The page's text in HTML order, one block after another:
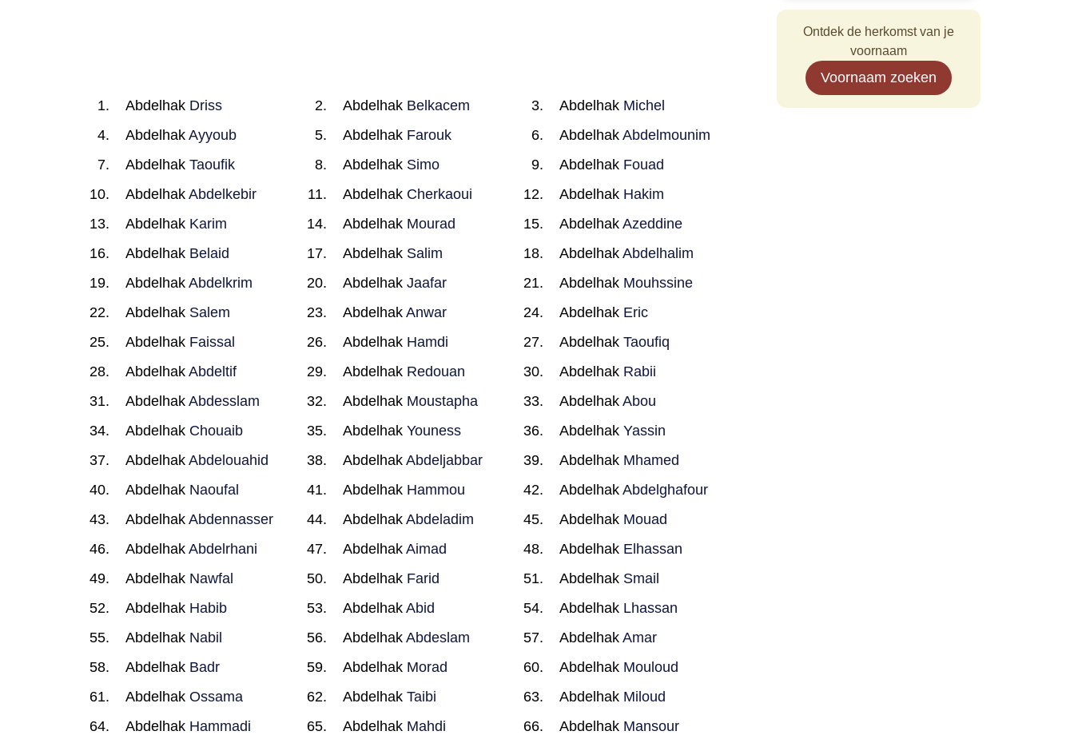
Abdelhak Driss Abdelhak Belkacem Abdelhak Michel
Abdelhak Ayyoub Abdelhak Farouk AbdelhakAbdelmounim
Abdelhak Taoufik Abdelhak Simo Abdelhak Fouad
Abdelhak Abdelkebir Abdelhak Cherkaoui Abdelhak Hakim
Abdelhak Karim Abdelhak Mourad AbdelhakAzeddine
Abdelhak Belaid Abdelhak Salim AbdelhakAbdelhalim
Abdelhak Abdelkrim Abdelhak Jaafar Abdelhak Mouhssine
Abdelhak Salem Abdelhak Anwar Abdelhak Eric
Abdelhak Faissal Abdelhak Hamdi AbdelhakTaoufiq
Abdelhak Abdeltif Abdelhak Redouan Abdelhak Rabii
Abdelhak Abdesslam Abdelhak Moustapha AbdelhakAbou
Abdelhak Chouaib Abdelhak Youness AbdelhakYassin
Abdelhak Abdelouahid Abdelhak Abdeljabbar Abdelhak Mhamed
Abdelhak Naoufal Abdelhak Hammou AbdelhakAbdelghafour
Abdelhak Abdennasser Abdelhak Abdeladim Abdelhak Mouad
Abdelhak Abdelrhani Abdelhak Aimad Abdelhak Elhassan
Abdelhak Nawfal Abdelhak Farid Abdelhak Smail
Abdelhak Habib Abdelhak Abid Abdelhak Lhassan
Abdelhak Nabil Abdelhak Abdeslam AbdelhakAmar
Abdelhak Badr Abdelhak Morad Abdelhak Mouloud
Abdelhak Ossama Abdelhak Taibi Abdelhak Miloud
Abdelhak Hammadi Abdelhak Mahdi Abdelhak Mansour
Ontdek de herkomst van je
voornaam
Voornaam zoeken